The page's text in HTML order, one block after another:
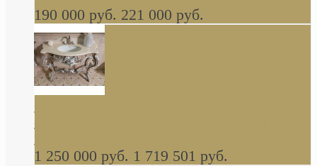
190 000 руб. 221 000 руб.
стиле барокко, из массива дерева, светло
коричневый матовый окрас + серебро
1 250 000 руб. 1 719 501 руб.